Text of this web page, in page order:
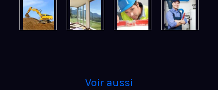
Voir aussi